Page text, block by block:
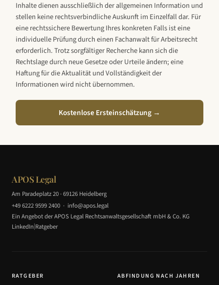
Inhalte dienen ausschließlich der allgemeinen Information und
stellen keine rechtsverbindliche Auskunft im Einzelfall dar. Für
eine rechtssichere Bewertung Ihres konkreten Falls ist eine
individuelle Prüfung durch einen Fachanwalt für Arbeitsrecht
erforderlich. Trotz sorgfältiger Recherche kann sich die
Rechtslage durch neue Gesetze oder Urteile ändern; eine
Haftung für die Aktualität und Vollständigkeit der
Informationen wird nicht übernommen.
Kostenlose Ersteinschätzung →
APOS Legal
Am Paradeplatz 20 · 69126 Heidelberg
+49 6222 9599 2400 · info@apos.legal
Ein Angebot der APOS Legal Rechtsanwaltsgesellschaft mbH & Co. KG
LinkedIn|Ratgeber
RATGEBER ABFINDUNG NACH JAHREN